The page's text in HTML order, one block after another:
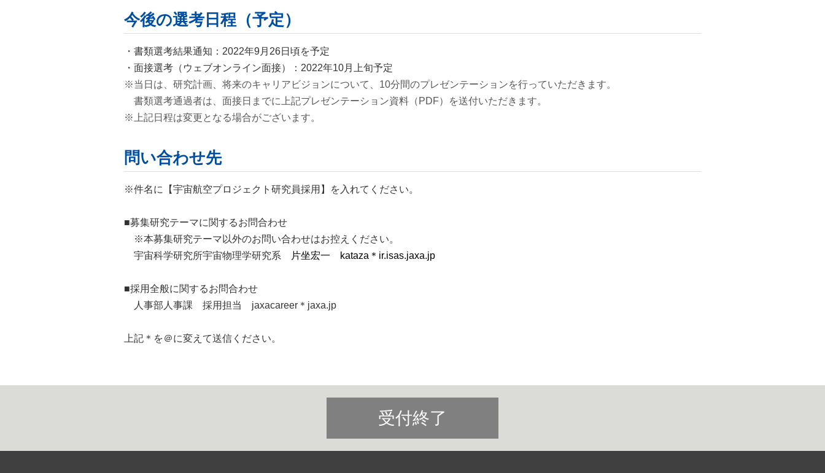
今後の選考日程（予定）
・書類選考結果通知：2022年9月26日頃を予定
・面接選考（ウェブオンライン面接）：2022年10月上旬予定
※当日は、研究計画、将来のキャリアビジョンについて、10分間のプレゼンテーションを行っていただきます。
書類選考通過者は、面接日までに上記プレゼンテーション資料（PDF）を送付いただきます。
※上記日程は変更となる場合がございます。
問い合わせ先
※件名に【宇宙航空プロジェクト研究員採用】を入れてください。
■募集研究テーマに関するお問合わせ
※本募集研究テーマ以外のお問い合わせはお控えください。
宇宙科学研究所宇宙物理学研究系 片坐宏一 kataza＊ir.isas.jaxa.jp
■採用全般に関するお問合わせ
人事部人事課 採用担当 jaxacareer＊jaxa.jp
上記＊を＠に変えて送信ください。
受付終了